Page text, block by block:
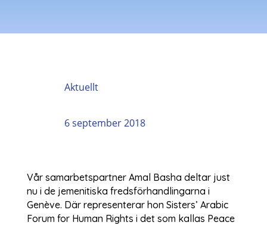
Aktuellt
6 september 2018
Vår samarbetspartner Amal Basha deltar just
nu i de jemenitiska fredsförhandlingarna i
Genève. Där representerar hon Sisters’ Arabic
Forum for Human Rights i det som kallas Peace